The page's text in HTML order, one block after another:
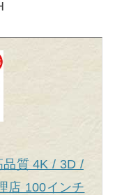
品質 4K / 3D /
店 100インチ